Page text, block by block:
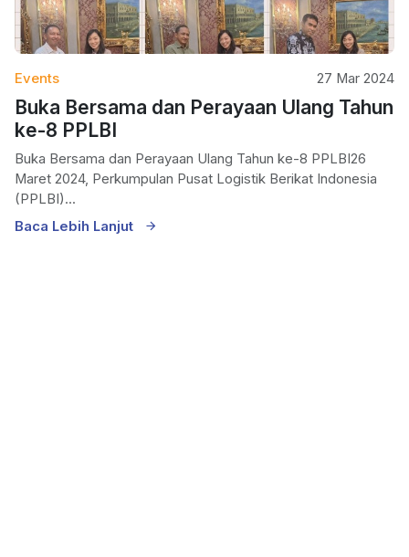
Events 27 Mar 2024
Buka Bersama dan Perayaan Ulang Tahun
ke-8 PPLBI
Buka Bersama dan Perayaan Ulang Tahun ke-8 PPLBI26
Maret 2024, Perkumpulan Pusat Logistik Berikat Indonesia
(PPLBI)...
Baca Lebih Lanjut